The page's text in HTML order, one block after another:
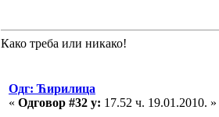
Како треба или никако!
Одг: Ћирилица
« Одговор #32 у: 17.52 ч. 19.01.2010. »